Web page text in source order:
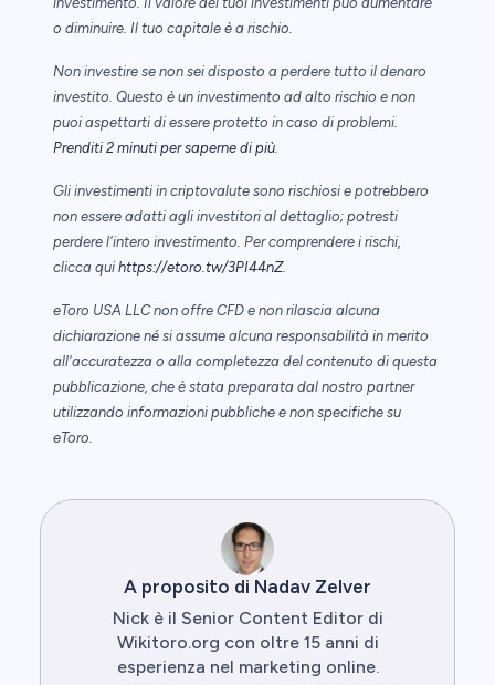
o diminuire. Il tuo capitale è a rischio.
Non investire se non sei disposto a perdere tutto il denaro
investito. Questo è un investimento ad alto rischio e non
puoi aspettarti di essere protetto in caso di problemi.
Prenditi 2 minuti per saperne di più
Gli investimenti in criptovalute sono rischiosi e potrebbero
non essere adatti agli investitori al dettaglio; potresti
perdere l'intero investimento. Per comprendere i rischi,
clicca qui https://etoro.tw/3PI44nZ.
eToro USA LLC non offre CFD e non rilascia alcuna
dichiarazione né si assume alcuna responsabilità in merito
all'accuratezza o alla completezza del contenuto di questa
pubblicazione, che è stata preparata dal nostro partner
utilizzando informazioni pubbliche e non specifiche su
eToro.
A proposito di Nadav Zelver
Nick è il Senior Content Editor di
Wikitoro.org con oltre 15 anni di
esperienza nel marketing online.